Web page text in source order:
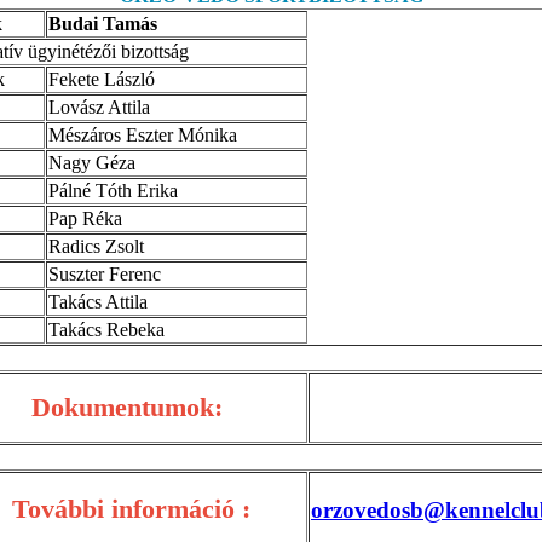
Budai Tamás
ügyinétézői bizottság
Fekete László
Lovász Attila
Mészáros Eszter Mónika
Nagy Géza
Pálné Tóth Erika
Pap Réka
Radics Zsolt
Suszter Ferenc
Takács Attila
Takács Rebeka
Dokumentumok:
További információ :